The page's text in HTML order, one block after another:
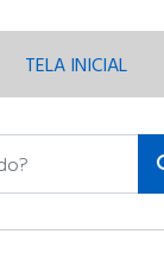
TELA INICIAL